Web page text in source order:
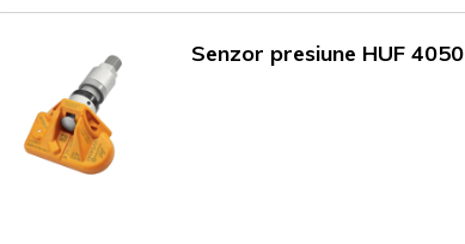
Senzor presiune HUF 4050